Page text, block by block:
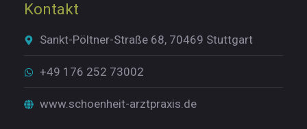
Kontakt
Sankt-Pöltner-Straße 68, 70469 Stuttgart
+49 176 252 73002
www.schoenheit-arztpraxis.de